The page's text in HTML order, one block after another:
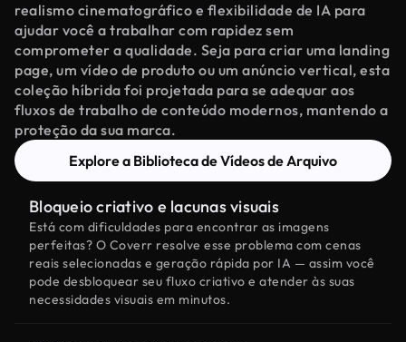
realismo cinematográfico e flexibilidade de IA para
ajudar você a trabalhar com rapidez sem
comprometer a qualidade. Seja para criar uma landing
page, um vídeo de produto ou um anúncio vertical, esta
coleção híbrida foi projetada para se adequar aos
fluxos de trabalho de conteúdo modernos, mantendo a
proteção da sua marca.
Explore a Biblioteca de Vídeos de Arquivo
Bloqueio criativo e lacunas visuais
Está com dificuldades para encontrar as imagens
perfeitas? O Coverr resolve esse problema com cenas
reais selecionadas e geração rápida por IA — assim você
pode desbloquear seu fluxo criativo e atender às suas
necessidades visuais em minutos.